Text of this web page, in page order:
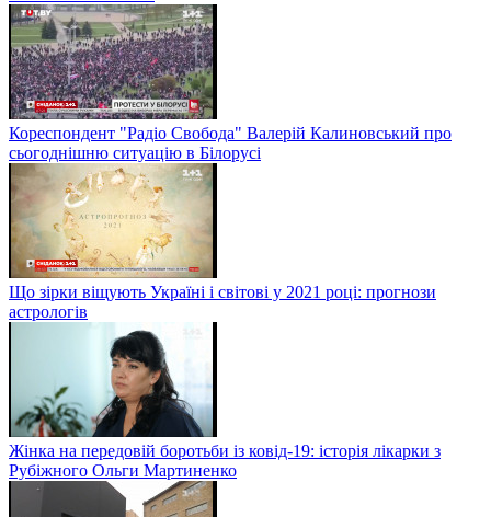
Кореспондент "Радіо Свобода" Валерій Калиновський про
сьогоднішню ситуацію в Білорусі
Що зірки віщують Україні і світові у 2021 році: прогнози
астрологів
Жінка на передовій боротьби із ковід-19: історія лікарки з
Рубіжного Ольги Мартиненко